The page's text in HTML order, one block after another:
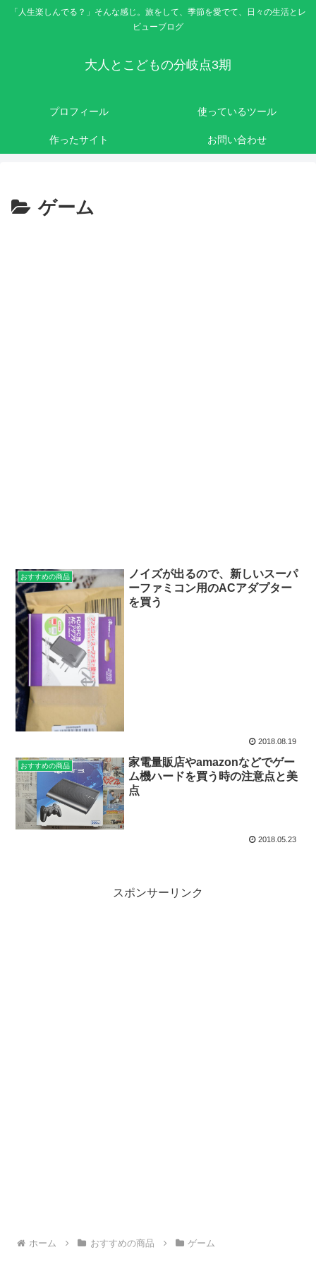
「人生楽しんでる？」そんな感じ。旅をして、季節を愛でて、日々の生活とレ
ビューブログ
大人とこどもの分岐点3期
プロフィール 使っているツール
作ったサイト お問い合わせ
ゲーム
おすすめの商品
ノイズが出るので、新しいスーパ
ーファミコン用のACアダプター
を買う
2018.08.19
おすすめの商品
家電量販店やamazonなどでゲー
ム機ハードを買う時の注意点と美
点
2018.05.23
スポンサーリンク
ホーム おすすめの商品 ゲーム